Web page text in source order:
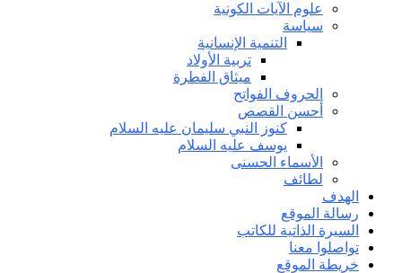
علوم الآيات الكونية
سياسة
التنمية الإنسانية
تربية الأولاد
ميثاق الفطرة
الحروف الفواتح
أحسن القصص
كنوز النبي سليمان عليه السلام
يوسف عليه السلام
الأسماء الحسنى
لطائف
الهدف
رسالة الموقع
السيرة الذاتية للكاتب
تواصلوا معنا
خريطة الموقع